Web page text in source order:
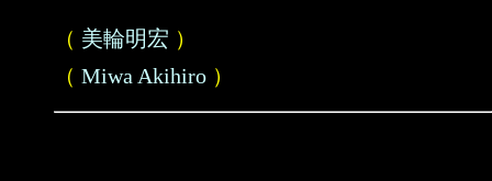
（ 美輪明宏 ）
（ Miwa Akihiro ）